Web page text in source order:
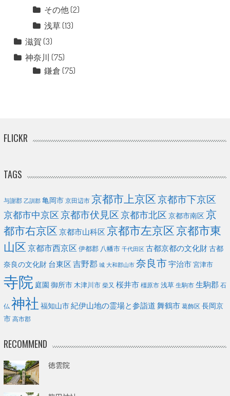
その他(2)
浅草(13)
滋賀 (3)
神奈川 (75)
鎌倉 (75)
FLICKR
TAGS
与謝郡 乙訓郡 亀岡市 京田辺市 京都市上京区京都市下京区
京都市中京区京都市伏見区京都市北区 京都市南区 京
都市右京区 京都市山科区 京都市左京区京都市東
山区京都市西京区 伊都郡 八幡市 千代田区 古都京都の文化財古都
奈良の文化財 台東区 吉野郡 城 大和郡山市 奈良市宇治市 宮津市
寺院 庭園 御所市 木津川市 柴又 桜井市 橿原市 浅草 生駒市 生駒郡 石
仏 神社 福知山市紀伊山地の霊場と参詣道 舞鶴市 葛飾区 長岡京
市 高市郡
RECOMMEND
徳雲院